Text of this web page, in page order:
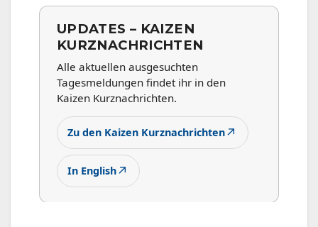
UPDATES – KAIZEN
KURZNACHRICHTEN
Alle aktuellen ausgesuchten
Tagesmeldungen findet ihr in den
Kaizen Kurznachrichten.
Zu den Kaizen Kurznachrichten↗
In English↗